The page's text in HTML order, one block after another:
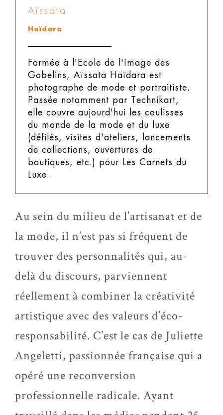
Aïssata
Haïdara
Formée à l'Ecole de l'Image des
Gobelins, Aïssata Haïdara est
photographe de mode et portraitiste.
Passée notamment par Technikart,
elle couvre aujourd'hui les coulisses
du monde de la mode et du luxe
(défilés, visites d'ateliers, lancements
de collections, ouvertures de
boutiques, etc.) pour Les Carnets du
Luxe.
Au sein du milieu de l’artisanat et de
la mode, il n’est pas si fréquent de
trouver des personnalités qui, au-
delà du discours, parviennent
réellement à combiner la créativité
artistique avec des valeurs d’éco-
responsabilité. C’est le cas de Juliette
Angeletti, passionnée française qui a
opéré une reconversion
professionnelle radicale. Ayant